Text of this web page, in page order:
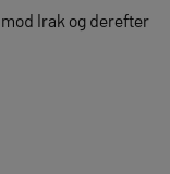
Irak og derefter